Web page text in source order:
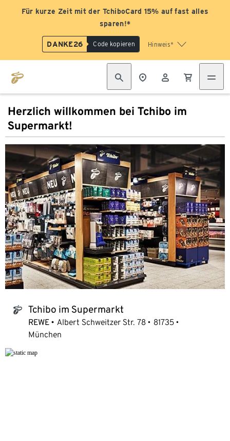
Für kurze Zeit mit der TchiboCard 15% auf fast alles
sparen!*
DANKE26 Code kopieren Hinweis*
Herzlich willkommen bei Tchibo im
Supermarkt!
tchibo_logo Tchibo im Supermarkt
REWE Albert Schweitzer Str. 78
81735
München